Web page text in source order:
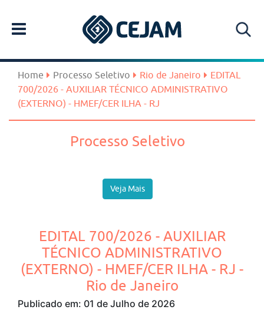
Home Processo Seletivo Rio de Janeiro
EDITAL
700/2026 - AUXILIAR TÉCNICO ADMINISTRATIVO
(EXTERNO) - HMEF/CER ILHA - RJ
Processo Seletivo
Veja Mais
EDITAL 700/2026 - AUXILIAR
TÉCNICO ADMINISTRATIVO
(EXTERNO) - HMEF/CER ILHA - RJ -
Rio de Janeiro
Publicado em: 01 de Julho de 2026